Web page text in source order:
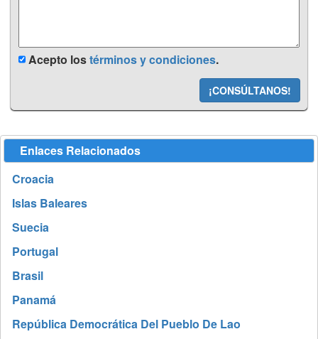
Acepto lostérminos y condiciones.
¡CONSÚLTANOS!
Enlaces Relacionados
Croacia
Islas Baleares
Suecia
Portugal
Brasil
Panamá
República Democrática Del Pueblo De Lao